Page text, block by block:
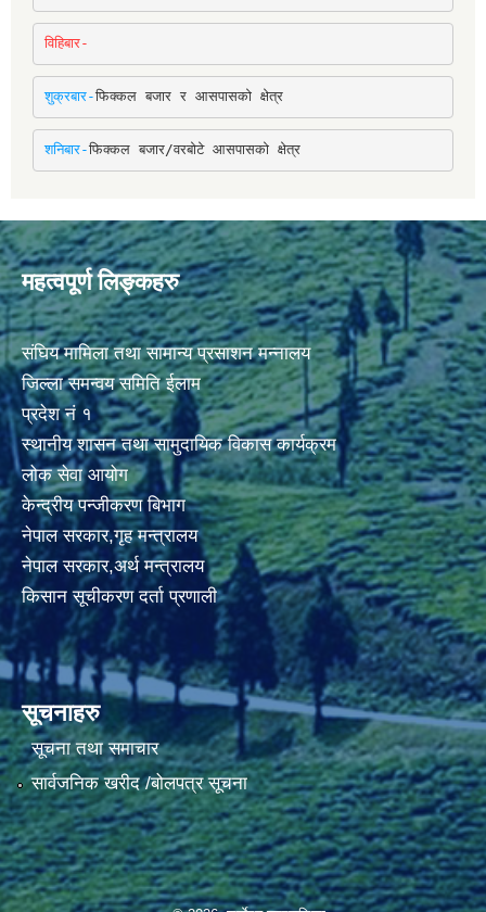
विहिबार-
शुक्रबार-फिक्कल बजार र आसपासको क्षेत्र
शनिबार-फिक्कल बजार/वरबोटे आसपासको क्षेत्र
महत्वपूर्ण लिङ्कहरु
संघिय मामिला तथा सामान्य प्रसाशन मन्नालय
जिल्ला समन्वय समिति ईलाम
प्रदेश नं १
स्थानीय शासन तथा सामुदायिक विकास कार्यक्रम
लोक सेवा आयोग
केन्द्रीय पन्जीकरण बिभाग
नेपाल सरकार,गृह मन्त्रालय
नेपाल सरकार,अर्थ मन्त्रालय
किसान सूचीकरण दर्ता प्रणाली
सूचनाहरु
सूचना तथा समाचार
सार्वजनिक खरीद /बोलपत्र सूचना